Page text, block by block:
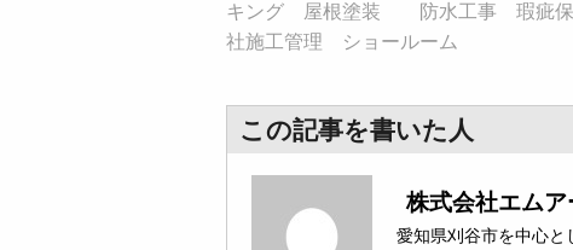
キング 屋根塗装 防水工事 瑕疵
社施工管理 ショールーム
この記事を書いた人
株式会社エムア
愛知県刈谷市を中心と